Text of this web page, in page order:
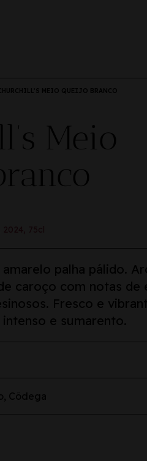
MEIO QUEIJO BRANCO
Meio
palha pálido.
caroço com notas de
Fresco e
e sumarento.
Côdega